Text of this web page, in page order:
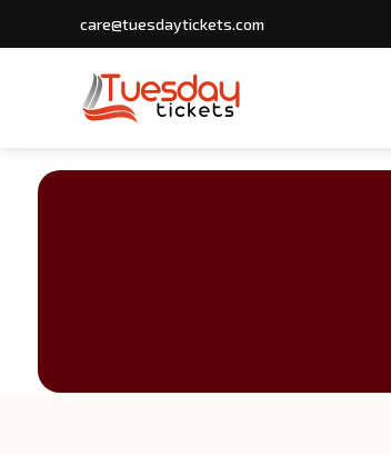
care@tuesdaytickets.com